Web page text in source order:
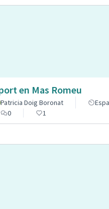
en Mas Romeu
Patricia Doig Boronat
0
1